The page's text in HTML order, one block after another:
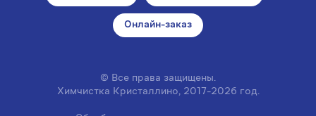
Онлайн-заказ
© Все права защищены.
Химчистка Кристаллино, 2017-2026 год.